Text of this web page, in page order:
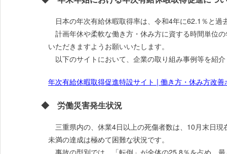
日本の年次有給休暇取得率は、令和4年に62.1％と過
計画年休や柔軟な働き方・休み方に資する時間単位
いただきますようお願いいたします。
以下のサイトにおいて、企業の取り組み事例等を紹
年次有給休暇取得促進特設サイト | 働き方・休み方改
◆ 労働災害発生状況
三重県内の、休業4日以上の死傷者数は、10月末日
未満の達成は極めて困難な状況です。
事故の型別では、「転倒」が全体の25.8％を占め、